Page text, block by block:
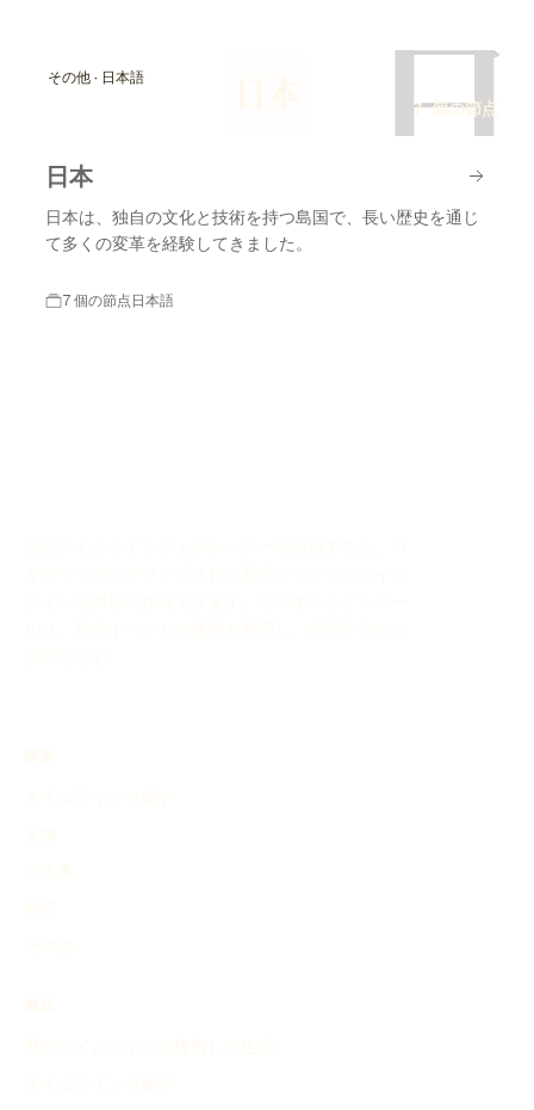
日
その他 · 日本語
7 個の節点
日本
日本は、独自の文化と技術を持つ島国で、長い歴史を通じ
て多くの変革を経験してきました。
7 個の節点日本語